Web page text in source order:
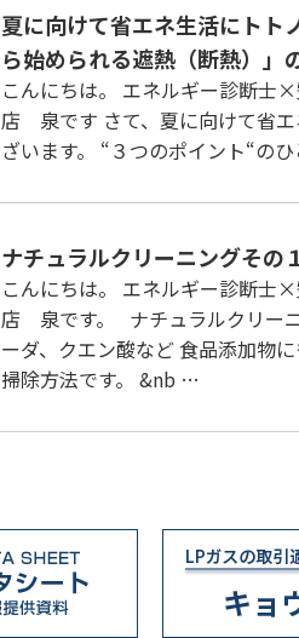
夏に向けて省エネ生活にトト
ら始められる遮熱（断熱）」
こんにちは。 エネルギー診断士
店 泉です さて、夏に向けて省
ざいます。 “３つのポイント“の
ナチュラルクリーニングその
こんにちは。 エネルギー診断士
店 泉です。 ナチュラルクリー
ーダ、クエン酸など 食品添加物
掃除方法です。 &nb …